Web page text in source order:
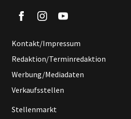
Kontakt/Impressum
Redaktion/Terminredaktion
Werbung/Mediadaten
Verkaufsstellen
Stellenmarkt